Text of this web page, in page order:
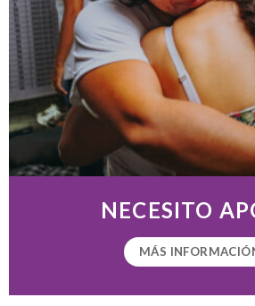
NECESITO
MÁS